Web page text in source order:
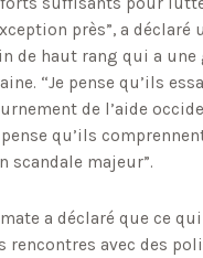
près”, a déclaré
de haut rang qui a une
“Je pense qu’ils
de l’aide
qu’ils
scandale majeur”.
a déclaré que ce
rencontres avec des